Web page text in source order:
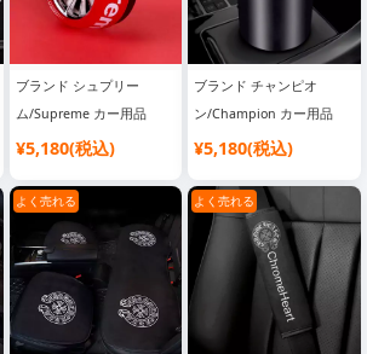
ブランド シュプリー
ム/Supreme カー用品
¥5,180(税込)
ブランド チャンピオ
ン/Champion カー用品
¥5,180(税込)
よく売れる よく売れる